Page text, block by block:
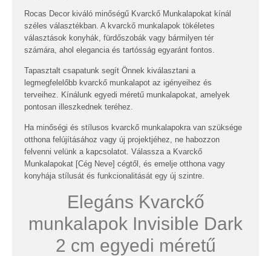
Rocas Decor kiváló minőségű Kvarckő Munkalapokat kínál
széles választékban. A kvarckő munkalapok tökéletes
választások konyhák, fürdőszobák vagy bármilyen tér
számára, ahol elegancia és tartósság egyaránt fontos.
Tapasztalt csapatunk segít Önnek kiválasztani a
legmegfelelőbb kvarckő munkalapot az igényeihez és
terveihez. Kínálunk egyedi méretű munkalapokat, amelyek
pontosan illeszkednek teréhez.
Ha minőségi és stílusos kvarckő munkalapokra van szüksége
otthona felújításához vagy új projektjéhez, ne habozzon
felvenni velünk a kapcsolatot. Válassza a Kvarckő
Munkalapokat [Cég Neve] cégtől, és emelje otthona vagy
konyhája stílusát és funkcionalitását egy új szintre.
Elegáns Kvarckő
munkalapok Invisible Dark
2 cm egyedi méretű